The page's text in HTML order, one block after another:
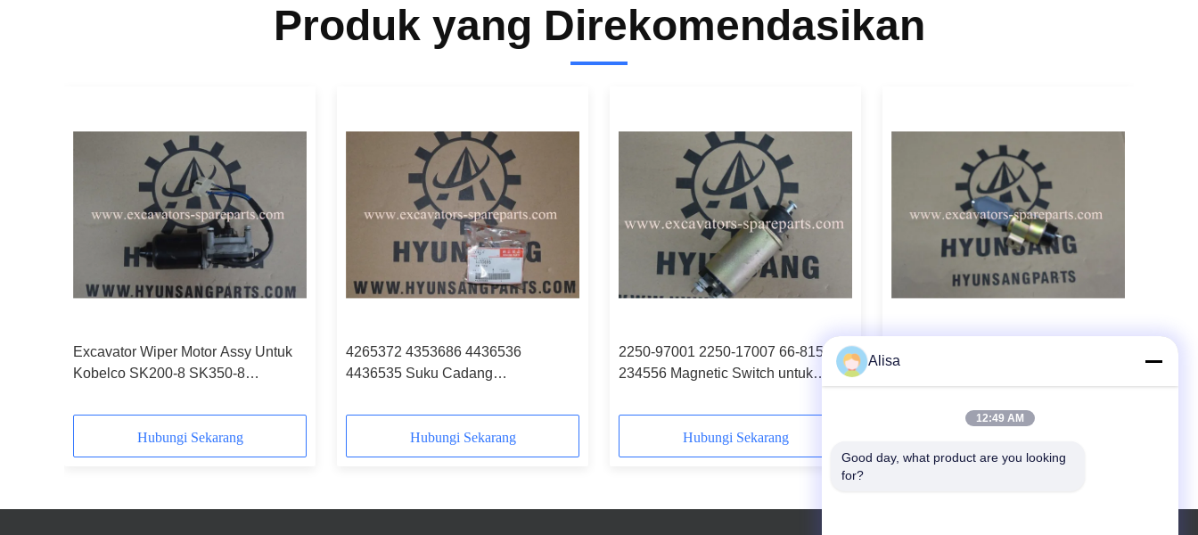
Produk yang Direkomendasikan
Excavator Wiper Motor Assy Untuk
Kobelco SK200-8 SK350-8
YN53C00012F2 YN53C
Hubungi Sekarang
4265372 4353686 4436536
4436535 Suku Cadang
Untuk Hitachi EX200 EX300
Hubungi Sekarang
2250-97001 2250-17007 66-8150
234556 Magnetic Switch untuk
6BD1
Hubungi Sekarang
Alisa
12:49 AM
Good day, what product are you looking
for?